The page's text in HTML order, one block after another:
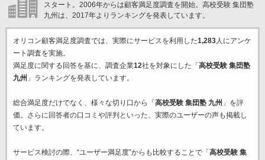
スタート。2006年からは顧客満足度調査を開始。高校受験 集団塾
九州は、2017年よりランキングを発表しています。
オリコン顧客満足度調査では、実際にサービスを利用した1,283人にアンケ
ート調査を実施。
満足度に関する回答を基に、調査企業12社を対象にした「 高校受験 集団塾
九州 」ランキングを発表しています。
総合満足度だけでなく、様々な切り口から「 高校受験 集団塾 九州 」を評
価。さらに回答者の口コミや評判といった、実際のユーザーの声も掲載し
ています。
サービス検討の際、“ユーザー満足度”からも比較することで「 高校受験 集